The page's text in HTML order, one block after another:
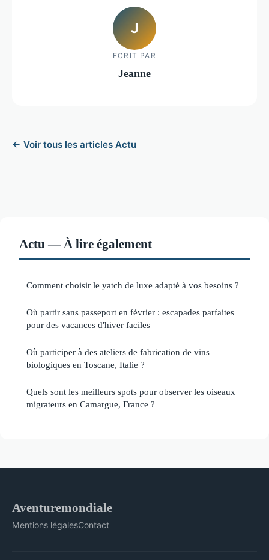
J
ECRIT PAR
Jeanne
← Voir tous les articles Actu
Actu — À lire également
Comment choisir le yatch de luxe adapté à vos besoins ?
Où partir sans passeport en février : escapades parfaites
pour des vacances d'hiver faciles
Où participer à des ateliers de fabrication de vins
biologiques en Toscane, Italie ?
Quels sont les meilleurs spots pour observer les oiseaux
migrateurs en Camargue, France ?
Aventuremondiale
Mentions légalesContact